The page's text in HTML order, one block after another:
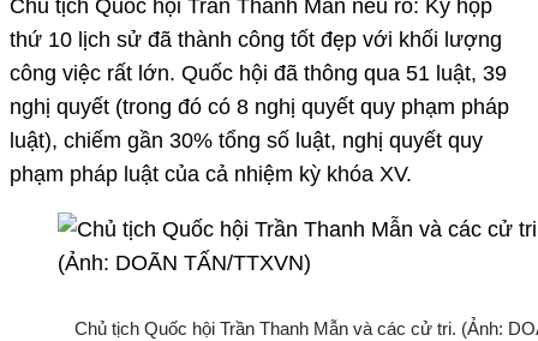
Chủ tịch Quốc hội Trần Thanh Mẫn nêu rõ: Kỳ họp
thứ 10 lịch sử đã thành công tốt đẹp với khối lượng
công việc rất lớn. Quốc hội đã thông qua 51 luật, 39
nghị quyết (trong đó có 8 nghị quyết quy phạm pháp
luật), chiếm gần 30% tổng số luật, nghị quyết quy
phạm pháp luật của cả nhiệm kỳ khóa XV.
Chủ tịch Quốc hội Trần Thanh Mẫn và các cử tri. (Ảnh: